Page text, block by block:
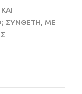
ΣΥΝΘΕΤΗ, ΜΕ